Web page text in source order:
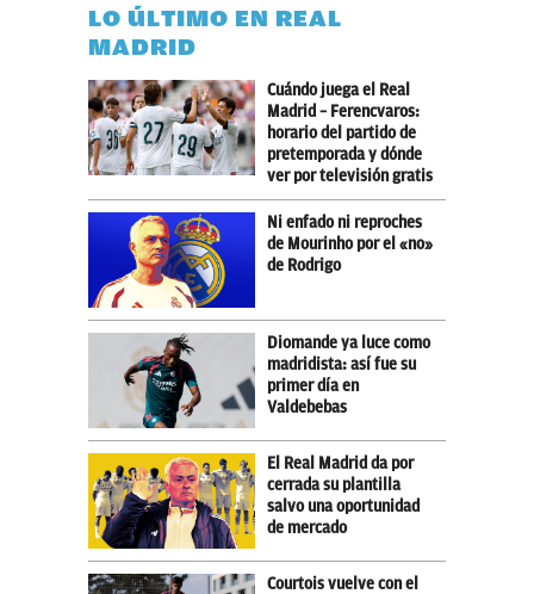
LO ÚLTIMO EN REAL
MADRID
Cuándo juega el Real
Madrid – Ferencvaros:
horario del partido de
pretemporada y dónde
ver por televisión gratis
Ni enfado ni reproches
de Mourinho por el «no»
de Rodrigo
Diomande ya luce como
madridista: así fue su
primer día en
Valdebebas
El Real Madrid da por
cerrada su plantilla
salvo una oportunidad
de mercado
Courtois vuelve con el